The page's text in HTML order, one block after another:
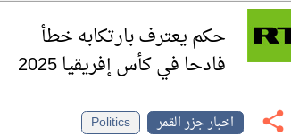
حكم يعترف بارتكابه خطأ
فادحا في كأس إفريقيا 2025
اخبار جزر القمر
Politics